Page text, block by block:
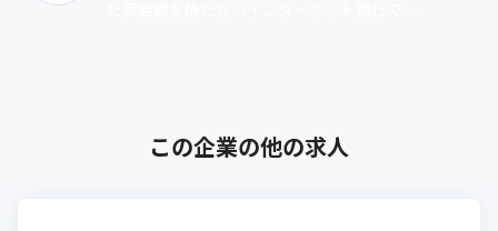
この企業の他の求人